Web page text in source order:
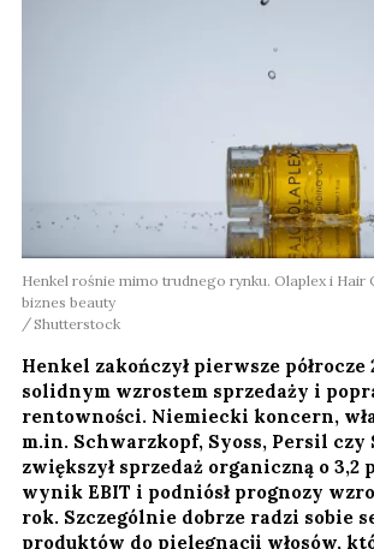
Henkel rośnie mimo trudnego rynku. Olaplex i Hair
biznes beauty
Shutterstock
Henkel zakończył pierwsze półrocze
solidnym wzrostem sprzedaży i
rentowności. Niemiecki koncern,
m.in. Schwarzkopf, Syoss, Persil czy
zwiększył sprzedaż organiczną o 3,2
wynik EBIT i podniósł prognozy
rok. Szczególnie dobrze radzi sobie
produktów do pielęgnacji włosów,